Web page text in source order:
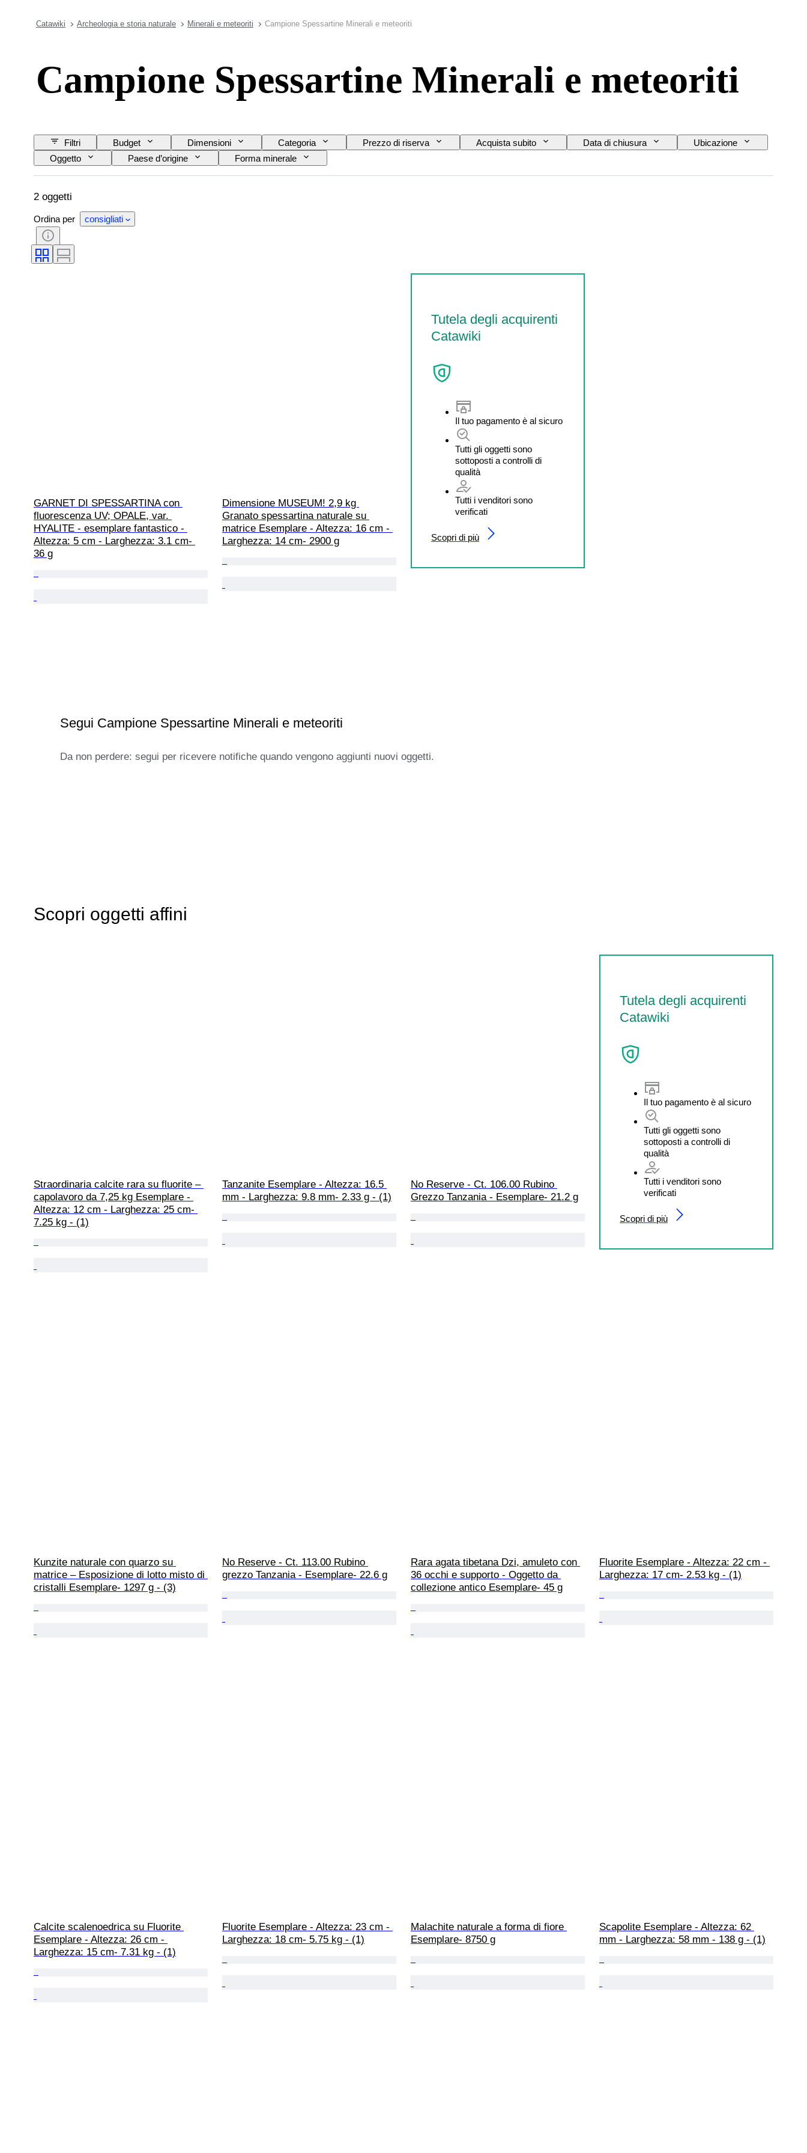
Catawiki Archeologia e storia naturale Minerali e meteoriti Campione Spessartine Minerali e meteoriti
Campione Spessartine Minerali e meteoriti
Filtri Budget Dimensioni Categoria Prezzo di riserva Acquista subito Data di chiusura
Ubicazione
Oggetto
Paese d’origine Forma minerale
2 oggetti
Ordina per consigliati
GARNET DI SPESSARTINA con
fluorescenza UV; OPALE, var.
HYALITE - esemplare fantastico -
Altezza: 5 cm - Larghezza: 3.1 cm-
36 g
Dimensione MUSEUM! 2,9 kg
Granato spessartina naturale su
matrice Esemplare - Altezza: 16 cm -
Larghezza: 14 cm- 2900 g
Tutela degli acquirenti
Catawiki
Il tuo pagamento è al sicuro
Tutti gli oggetti sono
sottoposti a controlli di
qualità
Tutti i venditori sono
verificati
Scopri di più
Segui Campione Spessartine Minerali e meteoriti
Da non perdere: segui per ricevere notifiche quando vengono aggiunti nuovi oggetti.
Scopri oggetti affini
Tutela degli acquirenti
Catawiki
Il tuo pagamento è al sicuro
Tutti gli oggetti sono
sottoposti a controlli di
qualità
Tutti i venditori sono
verificati
Scopri di più
Straordinaria calcite rara su fluorite –
capolavoro da 7,25 kg Esemplare -
Altezza: 12 cm - Larghezza: 25 cm-
7.25 kg - (1)
Tanzanite Esemplare - Altezza: 16.5
mm - Larghezza: 9.8 mm- 2.33 g - (1)
No Reserve - Ct. 106.00 Rubino
Grezzo Tanzania - Esemplare- 21.2 g
Kunzite naturale con quarzo su
matrice – Esposizione di lotto misto di
cristalli Esemplare- 1297 g - (3)
No Reserve - Ct. 113.00 Rubino
grezzo Tanzania - Esemplare- 22.6 g
Rara agata tibetana Dzi, amuleto con
36 occhi e supporto - Oggetto da
collezione antico Esemplare- 45 g
Fluorite Esemplare - Altezza: 22 cm -
Larghezza: 17 cm- 2.53 kg - (1)
Calcite scalenoedrica su Fluorite
Esemplare - Altezza: 26 cm -
Larghezza: 15 cm- 7.31 kg - (1)
Fluorite Esemplare - Altezza: 23 cm -
Larghezza: 18 cm- 5.75 kg - (1)
Malachite naturale a forma di fiore
Esemplare- 8750 g
Scapolite Esemplare - Altezza: 62
mm - Larghezza: 58 mm - 138 g - (1)